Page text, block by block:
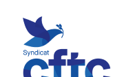
contenu